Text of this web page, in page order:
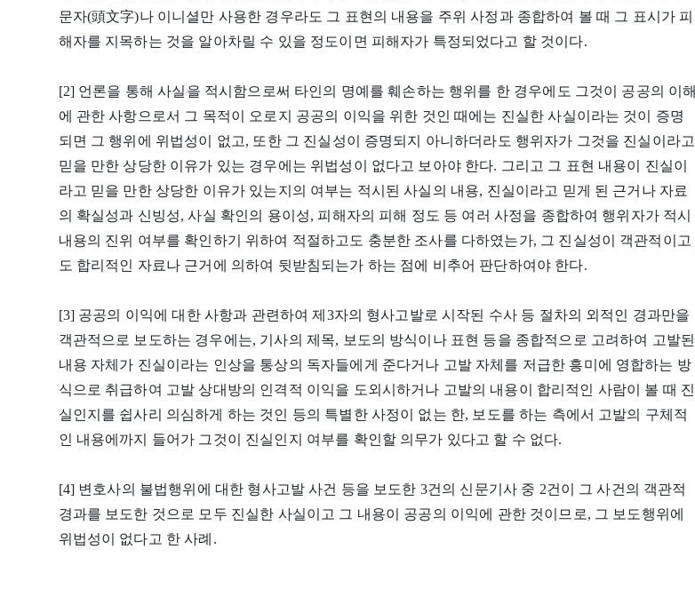
문자(頭文字)나 이니셜만 사용한 경우라도 그 표현의 내용을 주위 사정과 종합하여 볼 때 그 표시가 피
해자를 지목하는 것을 알아차릴 수 있을 정도이면 피해자가 특정되었다고 할 것이다.
[2] 언론을 통해 사실을 적시함으로써 타인의 명예를 훼손하는 행위를 한 경우에도 그것이 공공의 이해
에 관한 사항으로서 그 목적이 오로지 공공의 이익을 위한 것인 때에는 진실한 사실이라는 것이 증명
되면 그 행위에 위법성이 없고, 또한 그 진실성이 증명되지 아니하더라도 행위자가 그것을 진실이라고
믿을 만한 상당한 이유가 있는 경우에는 위법성이 없다고 보아야 한다. 그리고 그 표현 내용이 진실이
라고 믿을 만한 상당한 이유가 있는지의 여부는 적시된 사실의 내용, 진실이라고 믿게 된 근거나 자료
의 확실성과 신빙성, 사실 확인의 용이성, 피해자의 피해 정도 등 여러 사정을 종합하여 행위자가 적시
내용의 진위 여부를 확인하기 위하여 적절하고도 충분한 조사를 다하였는가, 그 진실성이 객관적이고
도 합리적인 자료나 근거에 의하여 뒷받침되는가 하는 점에 비추어 판단하여야 한다.
[3] 공공의 이익에 대한 사항과 관련하여 제3자의 형사고발로 시작된 수사 등 절차의 외적인 경과만을
객관적으로 보도하는 경우에는, 기사의 제목, 보도의 방식이나 표현 등을 종합적으로 고려하여 고발된
내용 자체가 진실이라는 인상을 통상의 독자들에게 준다거나 고발 자체를 저급한 흥미에 영합하는 방
식으로 취급하여 고발 상대방의 인격적 이익을 도외시하거나 고발의 내용이 합리적인 사람이 볼 때 진
실인지를 쉽사리 의심하게 하는 것인 등의 특별한 사정이 없는 한, 보도를 하는 측에서 고발의 구체적
인 내용에까지 들어가 그것이 진실인지 여부를 확인할 의무가 있다고 할 수 없다.
[4] 변호사의 불법행위에 대한 형사고발 사건 등을 보도한 3건의 신문기사 중 2건이 그 사건의 객관적
경과를 보도한 것으로 모두 진실한 사실이고 그 내용이 공공의 이익에 관한 것이므로, 그 보도행위에
위법성이 없다고 한 사례.